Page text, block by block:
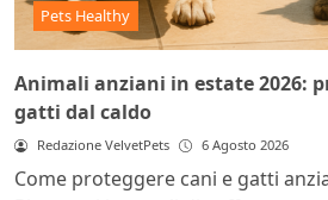
Pets Healthy
Animali anziani in estate 2026:
gatti dal caldo
Redazione VelvetPets 6 Agosto 2026
Come proteggere cani e gatti